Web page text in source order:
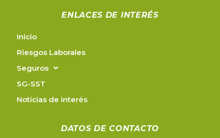
ENLACES DE INTERÉS
Inicio
Riesgos Laborales
Seguros
SG-SST
Noticias de interés
DATOS DE CONTACTO